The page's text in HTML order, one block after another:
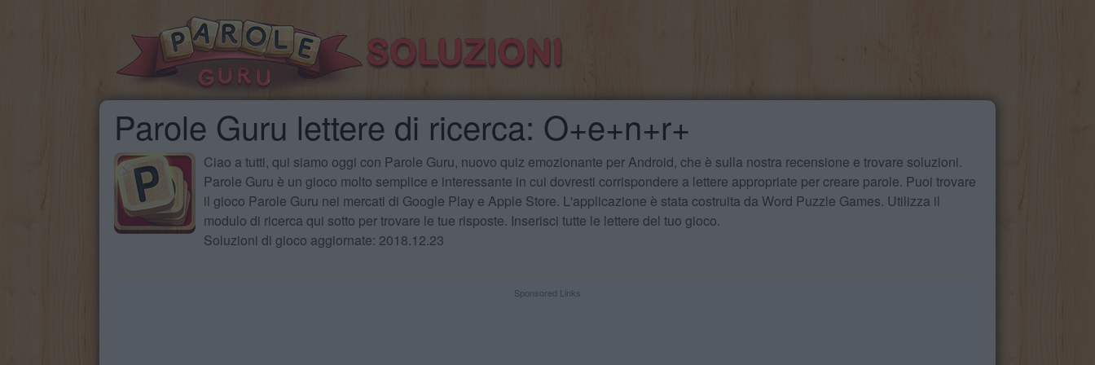
Parole Guru lettere di ricerca: O+e+n+r+
Ciao a tutti, qui siamo oggi con Parole Guru, nuovo quiz emozionante per Android, che è sulla nostra recensione e trovare soluzioni.
Parole Guru è un gioco molto semplice e interessante in cui dovresti corrispondere a lettere appropriate per creare parole. Puoi trovare
il gioco Parole Guru nei mercati di Google Play e Apple Store. L'applicazione è stata costruita da Word Puzzle Games. Utilizza il
modulo di ricerca qui sotto per trovare le tue risposte. Inserisci tutte le lettere del tuo gioco.
Soluzioni di gioco aggiornate: 2018.12.23
Sponsored Links